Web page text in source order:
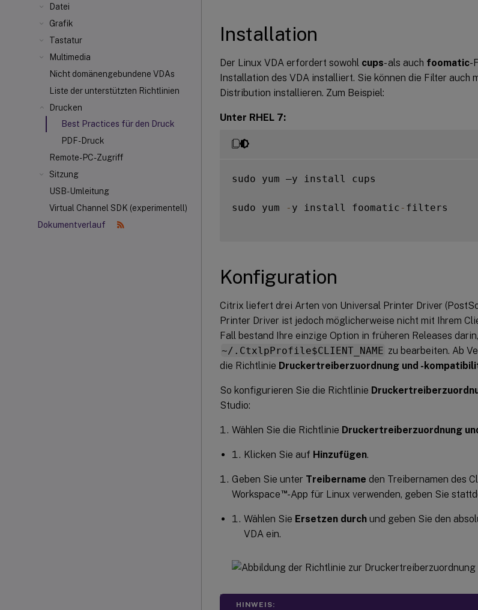
Datei
Grafik
Tastatur
Multimedia
Nicht domänengebundene VDAs
Liste der unterstützten Richtlinien
Drucken
Best Practices für den Druck
PDF-Druck
Remote-PC-Zugriff
Sitzung
USB-Umleitung
Virtual Channel SDK (experimentell)
Dokumentverlauf
Installation
Der Linux VDA erfordert sowohl cups- als auch foomatic-
Installation des VDA installiert. Sie können die Filter auch
Distribution installieren. Zum Beispiel:
Unter RHEL 7:
sudo yum –y install cups
sudo yum - y install foomatic - filters
Konfiguration
Citrix liefert drei Arten von Universal Printer Driver
Printer Driver ist jedoch möglicherweise nicht mit Ihrem
Fall bestand Ihre einzige Option in früheren Releases
~/.CtxlpProfile$CLIENT_NAME zu bearbeiten. Ab
die Richtlinie Druckertreiberzuordnung und -
So konfigurieren Sie die Richtlinie
Studio:
Wählen Sie die Richtlinie Druckertreiberzuordnung
Klicken Sie auf Hinzufügen.
Geben Sie unter Treibername den Treibernamen des
Workspace™-App für Linux verwenden, geben Sie
Wählen Sie Ersetzen durch und geben Sie den
VDA ein.
HINWEIS: